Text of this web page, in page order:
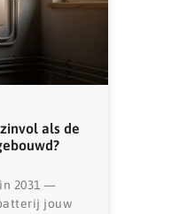
als de
2031 —
jouw